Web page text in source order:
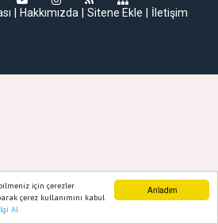
Anladım
için çerezler
çerez kullanımını kabul
Al
Hakkımızda Sitene Ekle İletişim